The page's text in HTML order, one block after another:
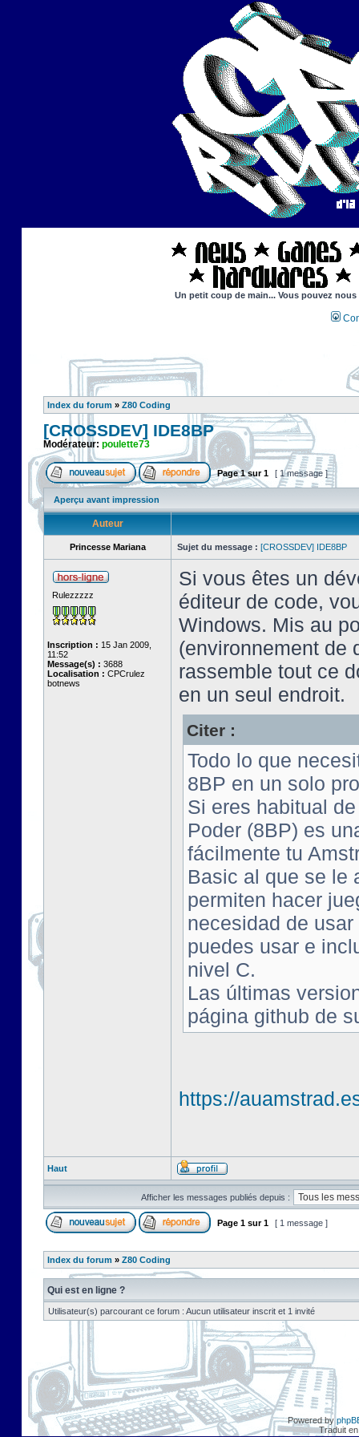
Un petit coup de main... Vous pouvez
Index du forum » Z80 Coding
[CROSSDEV] IDE8BP
Modérateur: poulette73
Page1sur1 [ 1 message ]
Aperçu avant impression
Auteur
Princesse Mariana Sujet du message : [CROSSDEV] IDE8BP
Rulezzzzz
Inscription : 15 Jan 2009,
11:52
Message(s) : 3688
Localisation : CPCrulez
botnews
Si vous êtes un
éditeur de code,
Windows. Mis au
(environnement de
rassemble tout ce
en un seul endroit.
Citer :
Todo lo que
8BP en un solo
Si eres habitual
Poder (8BP) es
fácilmente tu
Basic al que se le
permiten hacer
necesidad de
puedes usar e
nivel C.
Las últimas
página github de
https://
Haut
Afficher les messages publiés depuis :
Page 1 sur1 [ 1 message ]
Index du forum » Z80 Coding
Qui est en ligne ?
Utilisateur(s) parcourant ce forum : Aucun utilisateur inscrit et 1 invité
Powered by
Traduit